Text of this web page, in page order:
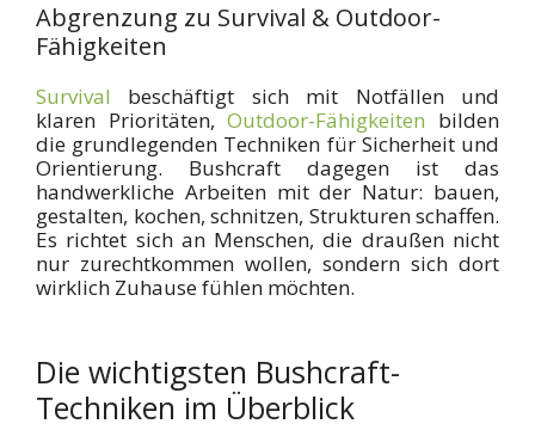
Abgrenzung zu Survival & Outdoor-
Fähigkeiten
Survival beschäftigt sich mit Notfällen und
klaren Prioritäten,Outdoor-Fähigkeiten bilden
die grundlegenden Techniken für Sicherheit und
Orientierung. Bushcraft dagegen ist das
handwerkliche Arbeiten mit der Natur: bauen,
gestalten, kochen, schnitzen, Strukturen schaffen.
Es richtet sich an Menschen, die draußen nicht
nur zurechtkommen wollen, sondern sich dort
wirklich Zuhause fühlen möchten.
Die wichtigsten Bushcraft-
Techniken im Überblick